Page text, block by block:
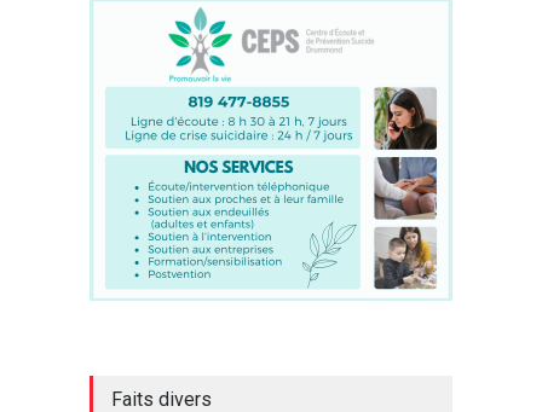
Faits divers